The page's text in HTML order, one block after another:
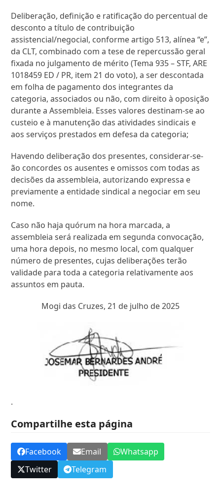
Deliberação, definição e ratificação do percentual de
desconto a título de contribuição
assistencial/negocial, conforme artigo 513, alínea “e”,
da CLT, combinado com a tese de repercussão geral
fixada no julgamento de mérito (Tema 935 – STF, ARE
1018459 ED / PR, item 21 do voto), a ser descontada
em folha de pagamento dos integrantes da
categoria, associados ou não, com direito à oposição
durante a Assembleia. Esses valores destinam-se ao
custeio e à manutenção das atividades sindicais e
aos serviços prestados em defesa da categoria;
Havendo deliberação dos presentes, considerar-se-
ão concordes os ausentes e omissos com todas as
decisões da assembleia, autorizando expressa e
previamente a entidade sindical a negociar em seu
nome.
Caso não haja quórum na hora marcada, a
assembleia será realizada em segunda convocação,
uma hora depois, no mesmo local, com qualquer
número de presentes, cujas deliberações terão
validade para toda a categoria relativamente aos
assuntos em pauta.
Mogi das Cruzes, 21 de julho de 2025
.
Compartilhe esta página
Facebook Email
Whatsapp
Twitter
Telegram